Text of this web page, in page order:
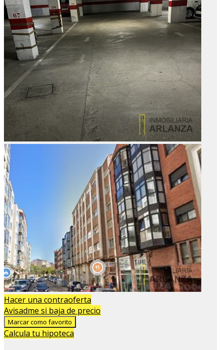
Hacer una contraoferta
Avisadme si baja de precio
Marcar como favorito
Calcula tu hipoteca